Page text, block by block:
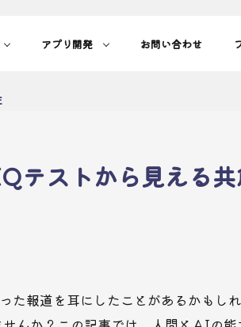
アプリ開発 お問い合わせ
テストから見える共
た報道を耳にしたことがあるかもし